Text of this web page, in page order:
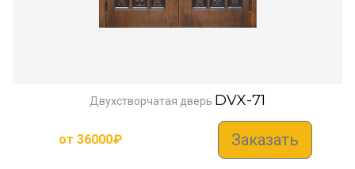
Двухстворчатая дверь DVX-71
от 36000₽ Заказать